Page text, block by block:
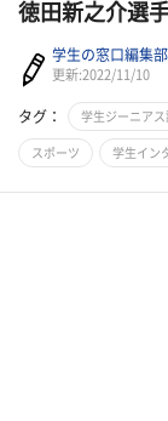
徳田新之介選
学生の窓口編集部
更新:2022/11/10
タグ： 学生ジーニアス
スポーツ 学生イン